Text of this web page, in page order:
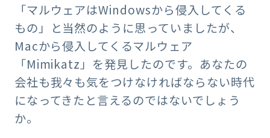
「マルウェアはWindowsから侵入してくる
もの」と当然のように思っていましたが、
Macから侵入してくるマルウェア
「Mimikatz」を発見したのです。あなたの
会社も我々も気をつけなければならない時代
になってきたと言えるのではないでしょう
か。